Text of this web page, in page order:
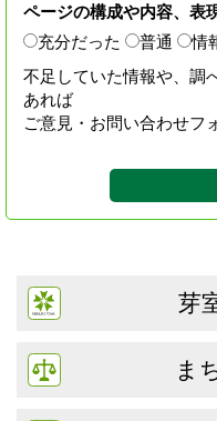
ページの構成や内容、表
充分だった
普通
情
不足していた情報や、調
あれば
ご意見・お問い合わせフ
芽
ま